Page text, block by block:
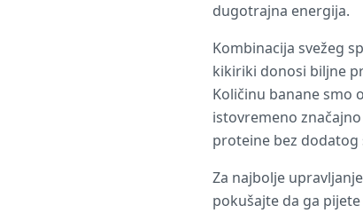
dugotrajna energija.
Kombinacija svežeg
kikiriki donosi biljne
Količinu banane smo
istovremeno
proteine bez dodatog
Za najbolje
pokušajte da ga